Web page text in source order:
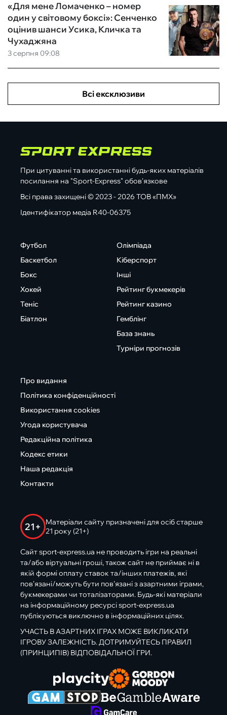
3 серпня 09:08
«Для мене Ломаченко – номер
один у світовому боксі»: Сенченко
оцінив шанси Усика, Кличка та
Чухаджяна
Всі ексклюзиви
При цитуванні та використанні будь-яких матеріалів
посилання на "Sport-Express" обов'язкове
Всі права захищені © 2023 - 2026 ТОВ «ПМХ»
Ідентифікатор медіа R40-06375
Футбол
Баскетбол
Бокс
Хокей
Теніс
Біатлон
Олімпіада
Кіберспорт
Інші
Рейтинг букмекерів
Рейтинг казино
Гемблінг
База знань
Турніри прогнозів
Про видання
Політика конфіденційності
Використання cookies
Угода користувача
Редакційна політика
Кодекс етики
Наша редакція
Контакти
21+
Матеріали сайту призначені для осіб старше
21 року (21+)
Сайт sport-express.ua не проводить ігри на реальні
та/або віртуальні гроші, також сайт не приймає ні в
якій формі оплату ставок та/інших платежів, які
пов’язані/можуть бути пов’язані з азартними іграми,
букмекерами чи тоталізаторами. Будь-які матеріали
на інформаційному ресурсі sport-express.ua
публікуються виключно в інформаційних цілях.
УЧАСТЬ В АЗАРТНИХ ІГРАХ МОЖЕ ВИКЛИКАТИ
ІГРОВУ ЗАЛЕЖНІСТЬ. ДОТРИМУЙТЕСЬ ПРАВИЛ
(ПРИНЦИПІВ) ВІДПОВІДАЛЬНОЇ ГРИ.